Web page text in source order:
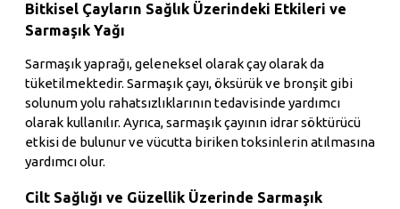
Bitkisel Çayların Sağlık Üzerindeki Etkileri ve
Sarmaşık Yağı
Sarmaşık yaprağı, geleneksel olarak çay olarak da
tüketilmektedir. Sarmaşık çayı, öksürük ve bronşit gibi
solunum yolu rahatsızlıklarının tedavisinde yardımcı
olarak kullanılır. Ayrıca, sarmaşık çayının idrar söktürücü
etkisi de bulunur ve vücutta biriken toksinlerin atılmasına
yardımcı olur.
Cilt Sağlığı ve Güzellik Üzerinde Sarmaşık